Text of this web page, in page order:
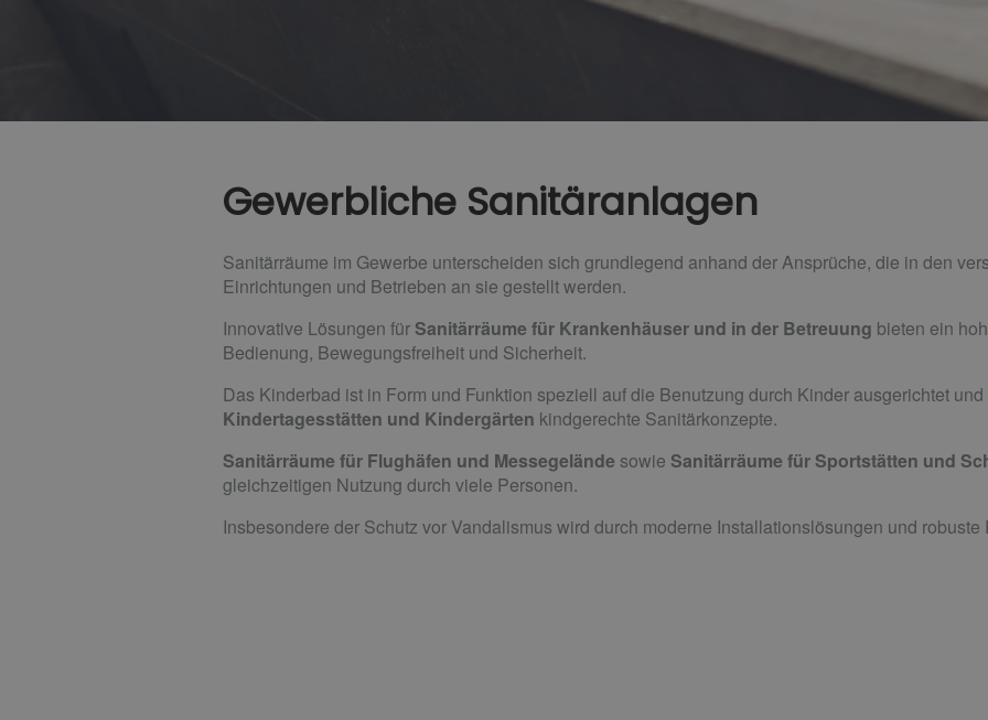
Gewerbliche Sanitäranlagen
Sanitärräume im Gewerbe unterscheiden sich grundlegend anhand der Ansprüche, die in den
Einrichtungen und Betrieben an sie gestellt werden.
Innovative Lösungen für Sanitärräume für Krankenhäuser und in der Betreuung bieten ein
Bedienung, Bewegungsfreiheit und Sicherheit.
Das Kinderbad ist in Form und Funktion speziell auf die Benutzung durch Kinder ausgerichtet
Kindertagesstätten und Kindergärten kindgerechte Sanitärkonzepte.
Sanitärräume für Flughäfen und Messegelände sowie Sanitärräume für Sportstätten und
gleichzeitigen Nutzung durch viele Personen.
Insbesondere der Schutz vor Vandalismus wird durch moderne Installationslösungen und